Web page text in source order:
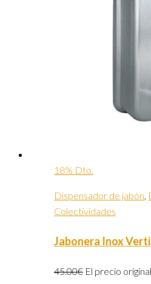
18% Dto.
Dispensador de jabón,
Colectividades
Jabonera Inox
45.00€ El precio